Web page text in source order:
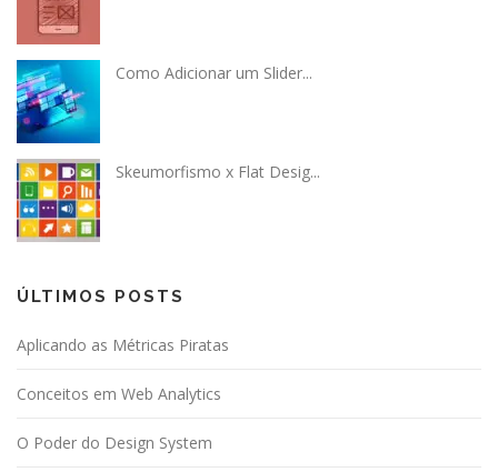
Como Adicionar um Slider...
Skeumorfismo x Flat Desig...
ÚLTIMOS POSTS
Aplicando as Métricas Piratas
Conceitos em Web Analytics
O Poder do Design System